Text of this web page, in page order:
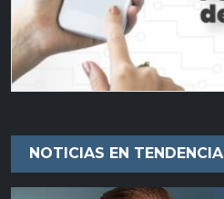
NOTICIAS EN TENDENCIA